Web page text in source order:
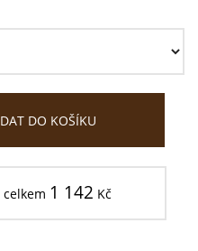
DO KOŠÍKU
celkem 1 142 Kč